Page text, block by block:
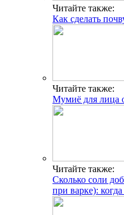
Читайте также:
Как сделать
Читайте также:
Мумиё для лица
Читайте также:
Сколько соли
при варке):